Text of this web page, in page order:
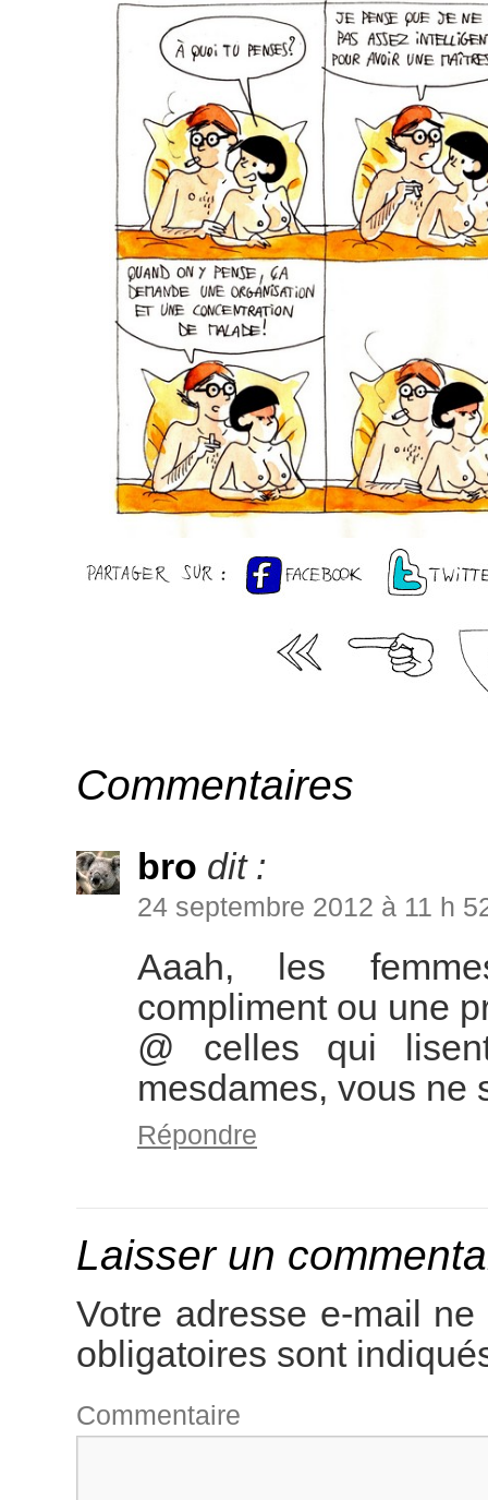
Commentaires
bro dit :
24 septembre 2012 à 11 h
Aaah, les
compliment ou une
@ celles qui
mesdames, vous ne
Répondre
Laisser un
Votre adresse e-mail
obligatoires sont